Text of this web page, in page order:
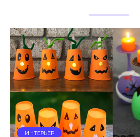
ИНТЕРЬЕР